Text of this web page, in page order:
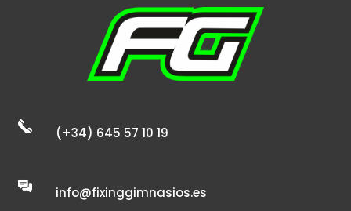
(+34) 645 57 10 19
info@fixinggimnasios.es